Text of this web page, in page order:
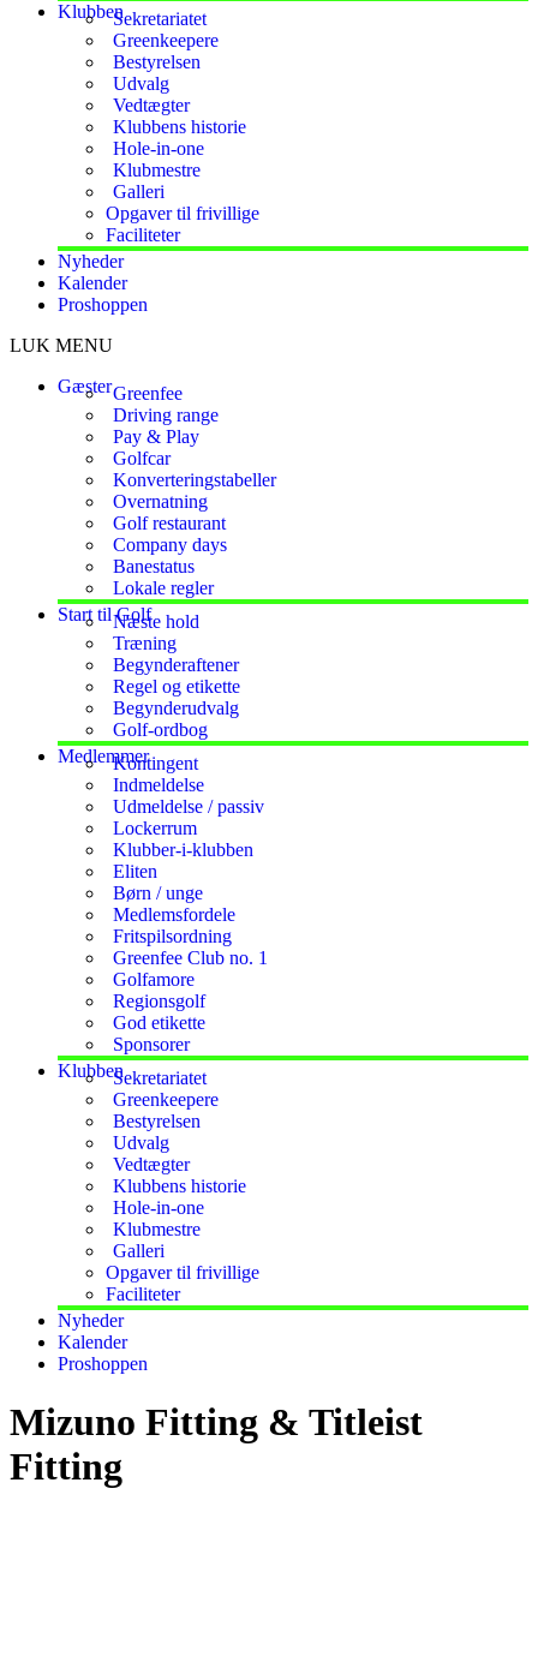
KlubbenSekretariatet
Greenkeepere
Bestyrelsen
Udvalg
Vedtægter
Klubbens historie
Hole-in-one
Klubmestre
Galleri
Opgaver til frivillige
Faciliteter
Nyheder
Kalender
Proshoppen
LUK MENU
GæsterGreenfee
Driving range
Pay & Play
Golfcar
Konverteringstabeller
Overnatning
Golf restaurant
Company days
Banestatus
Lokale regler
Start til GolfNæste hold
Træning
Begynderaftener
Regel og etikette
Begynderudvalg
Golf-ordbog
MedlemmerKontingent
Indmeldelse
Udmeldelse / passiv
Lockerrum
Klubber-i-klubben
Eliten
Børn / unge
Medlemsfordele
Fritspilsordning
Greenfee Club no. 1
Golfamore
Regionsgolf
God etikette
Sponsorer
KlubbenSekretariatet
Greenkeepere
Bestyrelsen
Udvalg
Vedtægter
Klubbens historie
Hole-in-one
Klubmestre
Galleri
Opgaver til frivillige
Faciliteter
Nyheder
Kalender
Proshoppen
Mizuno Fitting & Titleist
Fitting